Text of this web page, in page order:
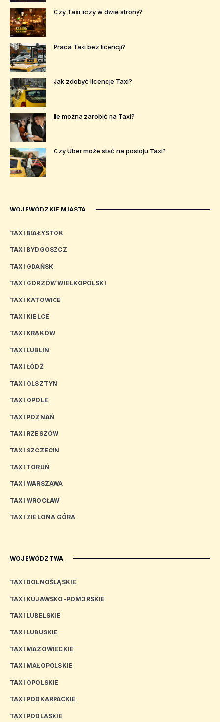
Czy Taxi liczy w dwie strony?
Praca Taxi bez licencji?
Jak zdobyć licencje Taxi?
Ile można zarobić na Taxi?
Czy Uber może stać na postoju Taxi?
WOJEWÓDZKIE MIASTA
TAXI BIAŁYSTOK
TAXI BYDGOSZCZ
TAXI GDAŃSK
TAXI GORZÓW WIELKOPOLSKI
TAXI KATOWICE
TAXI KIELCE
TAXI KRAKÓW
TAXI LUBLIN
TAXI ŁÓDŹ
TAXI OLSZTYN
TAXI OPOLE
TAXI POZNAŃ
TAXI RZESZÓW
TAXI SZCZECIN
TAXI TORUŃ
TAXI WARSZAWA
TAXI WROCŁAW
TAXI ZIELONA GÓRA
WOJEWÓDZTWA
TAXI DOLNOŚLĄSKIE
TAXI KUJAWSKO-POMORSKIE
TAXI LUBELSKIE
TAXI LUBUSKIE
TAXI MAZOWIECKIE
TAXI MAŁOPOLSKIE
TAXI OPOLSKIE
TAXI PODKARPACKIE
TAXI PODLASKIE